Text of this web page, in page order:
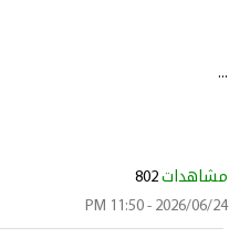
...
مشاهدات 802
2026/06/24 - 11:50 PM